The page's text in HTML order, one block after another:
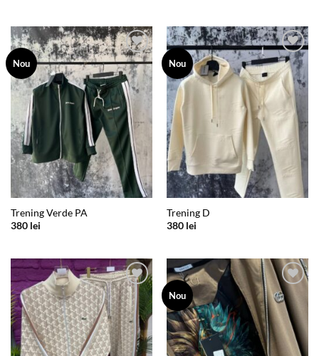
Nou
Add to
wishlist
Trening Verde PA
380 lei
Nou
Add to
wishlist
Trening D
380 lei
Add to
wishlist
Nou
Add to
wishlist